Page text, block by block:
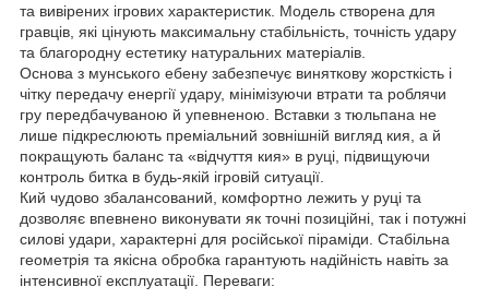
та вивірених ігрових характеристик. Модель створена для
гравців, які цінують максимальну стабільність, точність удару
та благородну естетику натуральних матеріалів.
Основа з мунського ебену забезпечує виняткову жорсткість і
чітку передачу енергії удару, мінімізуючи втрати та роблячи
гру передбачуваною й упевненою. Вставки з тюльпана не
лише підкреслюють преміальний зовнішній вигляд кия, а й
покращують баланс та «відчуття кия» в руці, підвищуючи
контроль битка в будь-якій ігровій ситуації.
Кий чудово збалансований, комфортно лежить у руці та
дозволяє впевнено виконувати як точні позиційні, так і потужні
силові удари, характерні для російської піраміди. Стабільна
геометрія та якісна обробка гарантують надійність навіть за
інтенсивної експлуатації. Переваги: